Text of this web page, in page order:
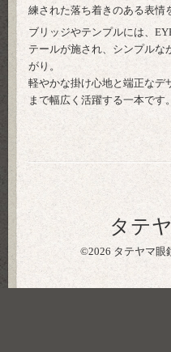
練された落ち着きのある表情
ブリッジやテンプルには、
テールが施され、シンプルな
がり。
軽やかな掛け心地と端正なデ
まで幅広く活躍する一本です。
タテ
©2026 タテヤマ眼